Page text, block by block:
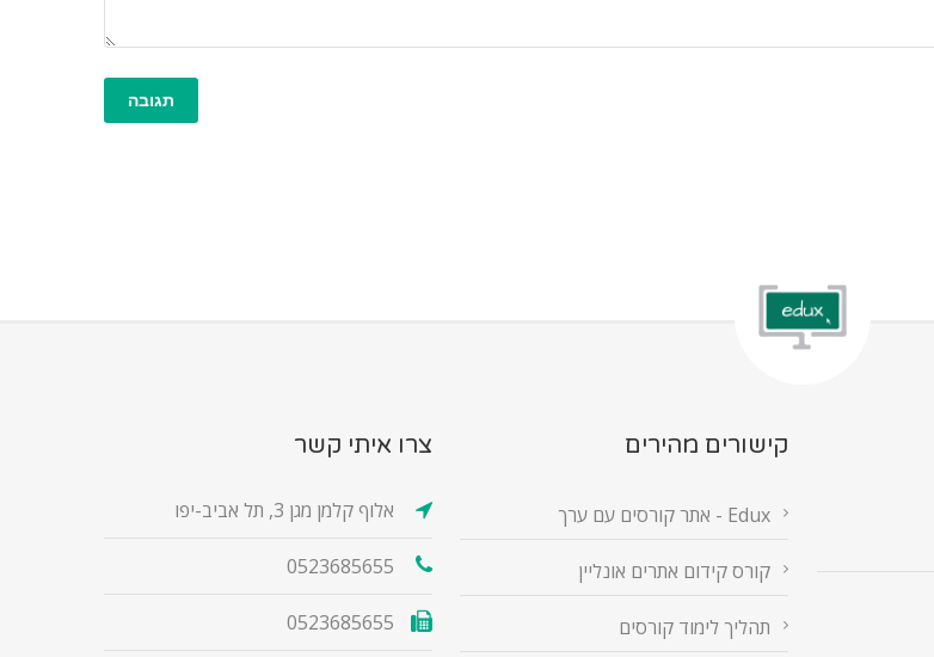
קישורים מהירים
Edux - אתר קורסים עם ערך
קורס קידום אתרים אונליין
תהליך לימוד קורסים
צרו איתי קשר
אלוף קלמן מגן 3, תל אביב-יפו
0523685655
0523685655